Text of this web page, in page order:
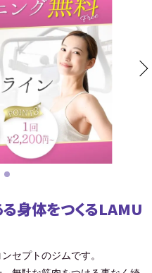
身体をつくるLAMU
セプトのジムです。